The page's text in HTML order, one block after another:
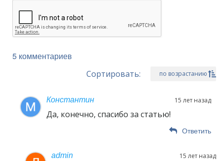
5 комментариев
Сортировать: по возрастанию
Константин 15 лет назад
Да, конечно, спасибо за статью!
Ответить
admin 15 лет назад